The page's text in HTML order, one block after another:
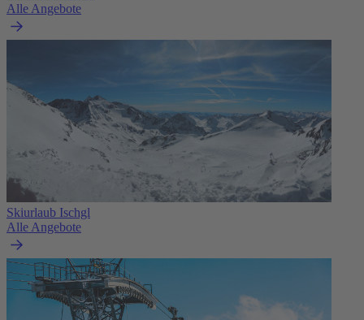
Alle Angebote
Skiurlaub Ischgl
Alle Angebote